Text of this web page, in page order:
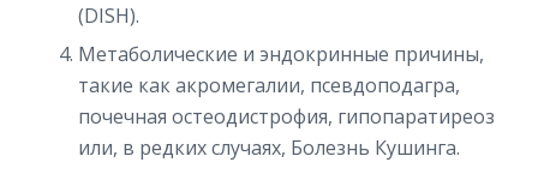
(DISH).
Метаболические и эндокринные причины,
такие как акромегалии, псевдоподагра,
почечная остеодистрофия, гипопаратиреоз
или, в редких случаях, Болезнь Кушинга.